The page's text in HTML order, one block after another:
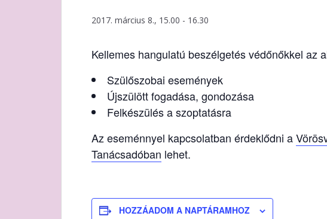
2017. március 8., 15.00 - 16.30
Kellemes hangulatú beszélgetés védőnőkkel az
Szülőszobai események
Újszülött fogadása, gondozása
Felkészülés a szoptatásra
Az eseménnyel kapcsolatban érdeklődni a
Tanácsadóban lehet.
HOZZÁADOM A NAPTÁRAMHOZ